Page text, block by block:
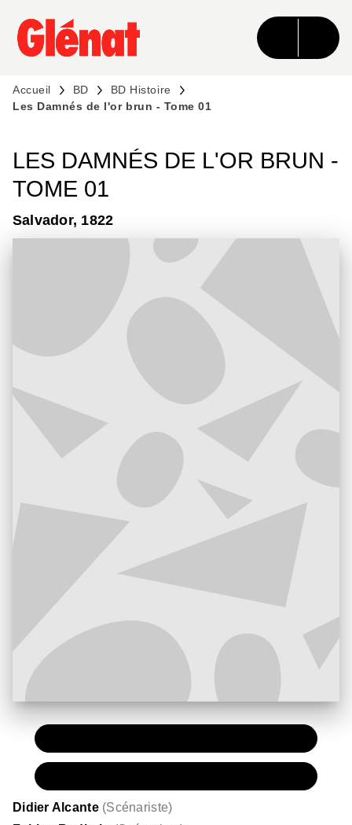
MENU RECHERCHE CONTENU
PIED DE PAGE
Accueil BD
BD Histoire
Les Damnés de l'or brun - Tome 01
LES DAMNÉS DE L'OR BRUN -
TOME 01
Salvador, 1822
Didier Alcante (Scénariste)